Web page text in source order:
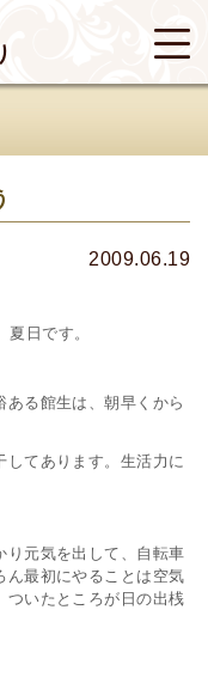
2009.06.19
夏日です。
る館生は、朝早くから
してあります。生活力に
元気を出して、自転車
最初にやることは空気
ついたところが日の出桟